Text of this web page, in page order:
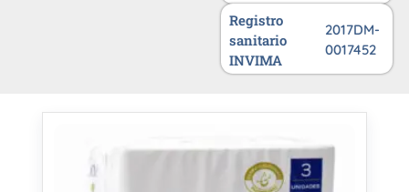
Registro
sanitario
INVIMA
2017DM-
0017452